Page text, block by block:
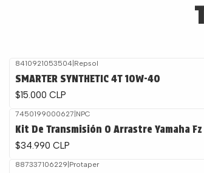
8410921053504| Repsol
SMARTER SYNTHETIC 4T 10W-40
$15.000 CLP
7450199000627 NPC
Kit De Transmisión O Arrastre Yamaha
$34.990 CLP
887337106229 Protaper